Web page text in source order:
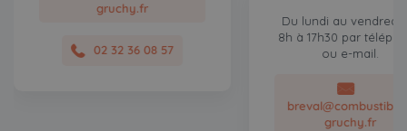
gruchy.fr
02 32 36 08 57
Du lundi au vendredi
8h à 17h30 par
ou e-mail.
gruchy.fr